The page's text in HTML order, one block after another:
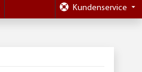
Kundenservice